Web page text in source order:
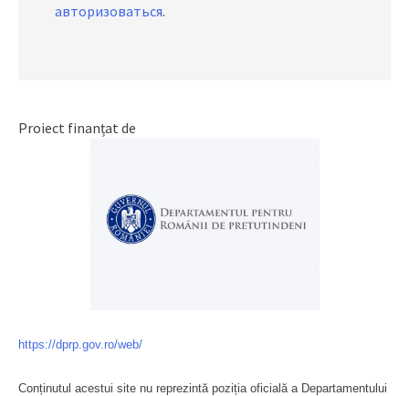
авторизоваться.
Proiect finanțat de
https://dprp.gov.ro/web/
Conținutul acestui site nu reprezintă poziția oficială a Departamentului